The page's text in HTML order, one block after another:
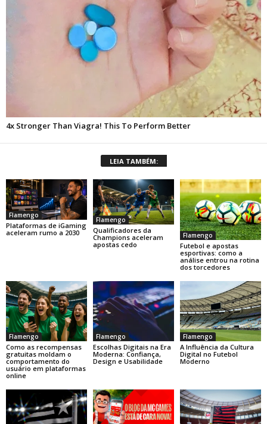
LEIA TAMBÉM:
Flamengo
Plataformas de iGaming
aceleram rumo a 2030
Flamengo
Qualificadores da
Champions aceleram
apostas cedo
Flamengo
Futebol e apostas
esportivas: como a
análise entrou na rotina
dos torcedores
Flamengo
Como as recompensas
gratuitas moldam o
comportamento do
usuário em plataformas
online
Flamengo
Escolhas Digitais na Era
Moderna: Confiança,
Design e Usabilidade
Flamengo
A Influência da Cultura
Digital no Futebol
Moderno